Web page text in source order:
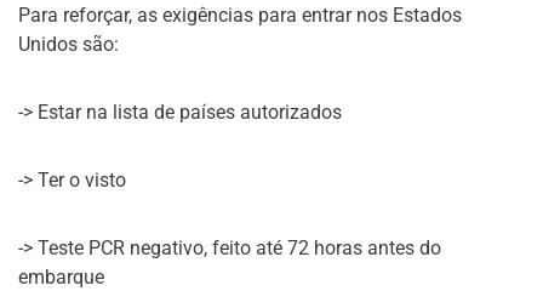
Para reforçar, as exigências para entrar nos Estados
Unidos são:
-> Estar na lista de países autorizados
-> Ter o visto
-> Teste PCR negativo, feito até 72 horas antes do
embarque